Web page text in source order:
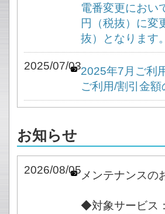
電番変更におい
円（税抜）に
抜）となります。
2025/07/032025年7月ご利
ご利用/割引金
お知らせ
2026/08/05メンテナンスの
◆対象サービス